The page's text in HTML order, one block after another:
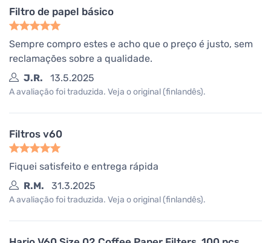
Filtro de papel básico
Sempre compro estes e acho que o preço é justo, sem
reclamações sobre a qualidade.
J.R.
13.5.2025
A avaliação foi traduzida. Veja o original (finlandês).
Filtros v60
Fiquei satisfeito e entrega rápida
R.M.
31.3.2025
A avaliação foi traduzida. Veja o original (finlandês).